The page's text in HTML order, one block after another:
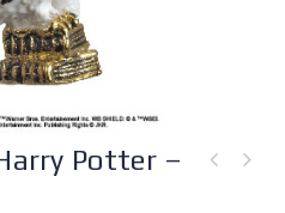
Potter –